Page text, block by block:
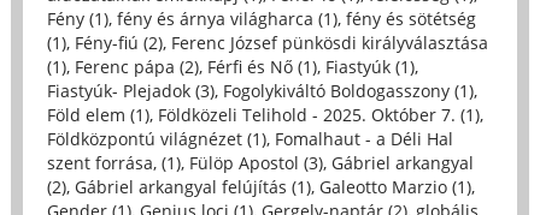
Fény (1), fény és árnya világharca (1), fény és sötétség
(1), Fény-fiú (2), Ferenc József pünkösdi királyválasztása
(1), Ferenc pápa (2), Férfi és Nő (1), Fiastyúk (1),
Fiastyúk- Plejadok (3), Fogolykiváltó Boldogasszony (1),
Föld elem (1), Földközeli Telihold - 2025. Október 7. (1),
Földközpontú világnézet (1), Fomalhaut - a Déli Hal
szent forrása, (1), Fülöp Apostol (3), Gábriel arkangyal
(2), Gábriel arkangyal felújítás (1), Galeotto Marzio (1),